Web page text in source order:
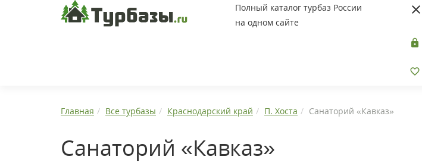
Полный каталог турбаз России
на одном сайте
Главная Все турбазы Краснодарский край П. Хоста Санаторий «Кавказ»
Санаторий «Кавказ»